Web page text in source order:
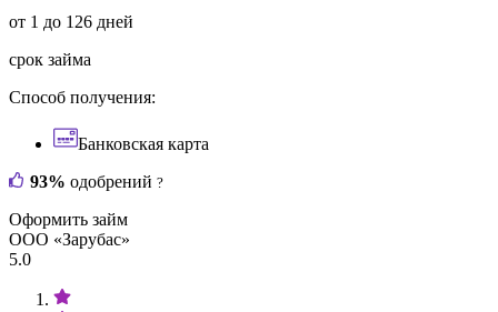
от 1 до 126 дней
срок займа
Способ получения:
Банковская карта
93% одобрений ?
Оформить займ
ООО «Зарубас»
5.0